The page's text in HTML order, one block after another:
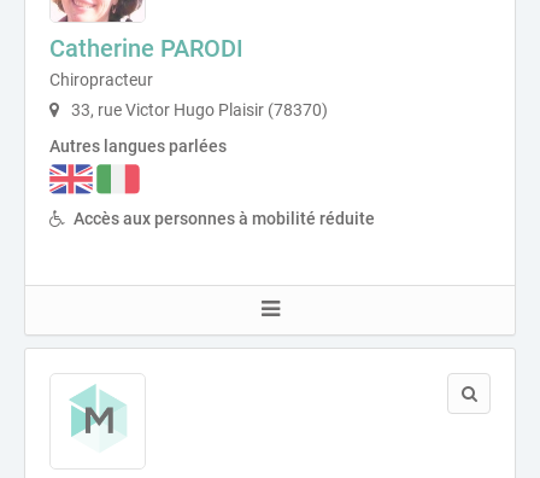
Catherine PARODI
Chiropracteur
33, rue Victor Hugo Plaisir (78370)
Autres langues parlées
Accès aux personnes à mobilité réduite